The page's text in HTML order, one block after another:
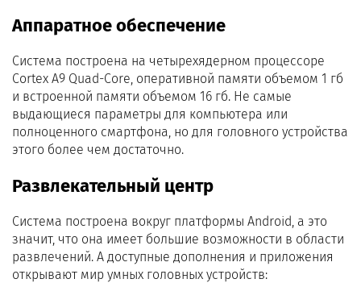
Аппаратное обеспечение
Система построена на четырехядерном процессоре
Cortex A9 Quad-Core, оперативной памяти объемом 1 гб
и встроенной памяти объемом 16 гб. Не самые
выдающиеся параметры для компьютера или
полноценного смартфона, но для головного устройства
этого более чем достаточно.
Развлекательный центр
Система построена вокруг платформы Android, а это
значит, что она имеет большие возможности в области
развлечений. А доступные дополнения и приложения
открывают мир умных головных устройств: